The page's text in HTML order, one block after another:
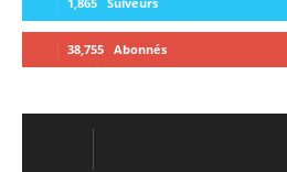
38,755 Abonnés